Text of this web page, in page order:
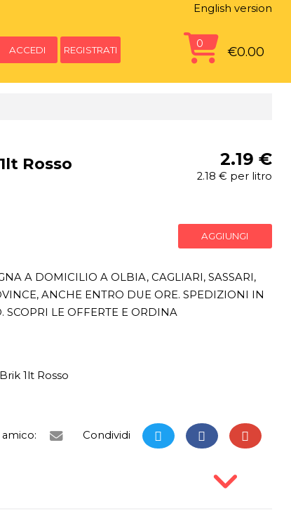
English version
ACCEDI REGISTRATI
0
€0.00
Rosso 2.19 €
2.18 € per litro
AGGIUNGI
A DOMICILIO A OLBIA, CAGLIARI, SASSARI,
ANCHE ENTRO DUE ORE. SPEDIZIONI IN
SCOPRI LE OFFERTE E ORDINA
1lt Rosso
Condividi